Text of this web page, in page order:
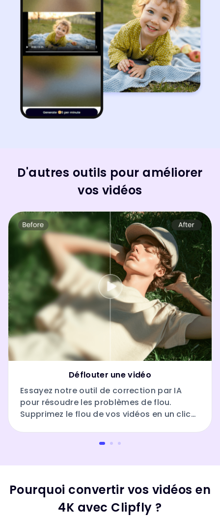
D'autres outils pour améliorer
vos vidéos
Déflouter une vidéo
Essayez notre outil de correction par IA
pour résoudre les problèmes de flou.
Supprimez le flou de vos vidéos en un clic
Pourquoi convertir vos vidéos en
4K avec Clipfly ?